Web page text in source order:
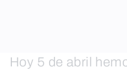
Hoy 5 de abril